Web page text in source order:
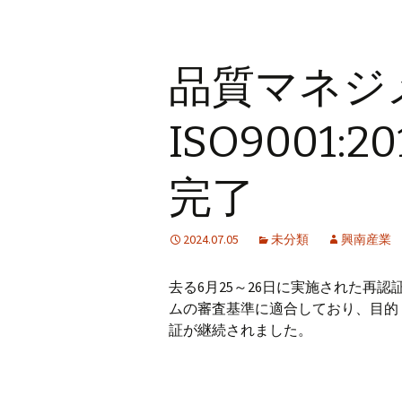
品質マネ
完了
2024.07.05 未分類 興南産業
去る6月25～26日に実施された再認
ムの審査基準に適合しており、目
証が継続されました。